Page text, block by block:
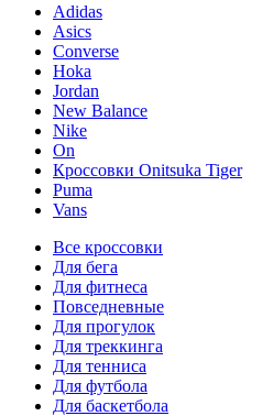
Adidas
Asics
Converse
Hoka
Jordan
New Balance
Nike
On
Кроссовки Onitsuka Tiger
Puma
Vans
Все кроссовки
Для бега
Для фитнеса
Повседневные
Для прогулок
Для треккинга
Для тенниса
Для футбола
Для баскетбола